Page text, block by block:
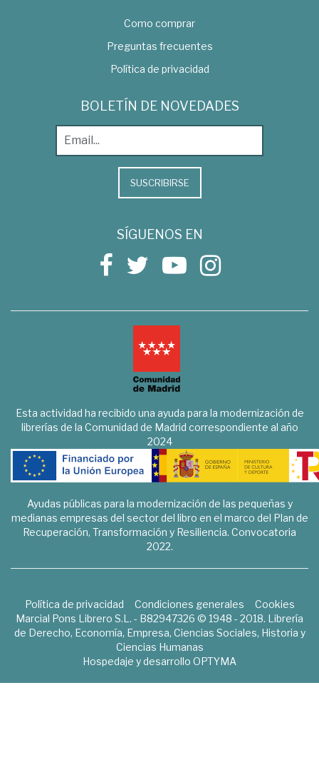
Como comprar
Preguntas frecuentes
Política de privacidad
BOLETÍN DE NOVEDADES
SUSCRIBIRSE
SÍGUENOS EN
Esta actividad ha recibido una ayuda para la modernización de
librerías de la Comunidad de Madrid correspondiente al año
2024
Ayudas públicas para la modernización de las pequeñas y
medianas empresas del sector del libro en el marco del Plan de
Recuperación, Transformación y Resiliencia. Convocatoria
2022.
Política de privacidad Condiciones generales
Cookies
Marcial Pons Librero S.L. - B82947326 © 1948 - 2018. Librería
de Derecho, Economía, Empresa, Ciencias Sociales, Historia y
Ciencias Humanas
Hospedaje y desarrollo OPTYMA